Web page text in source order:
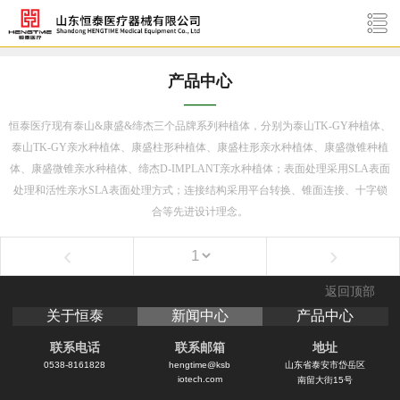
产品中心
——
恒泰医疗现有泰山&康盛&缔杰三个品牌系列种植体 ，分别为泰山TK-GY种植体、
泰山TK-GY亲水种植体、康盛柱形种植体、康盛柱形亲水种植体、康盛微锥种植
体、康盛微锥亲水种植体、 缔杰D-IMPLANT亲水种植体 ；表面处理采用SLA表面
处理和活性亲水SLA表面处理方式；连接结构采用平台转换、锥面连接、十字锁
合等先进设计理念。
‹ ›
返回顶部
关于恒泰 新闻中心 产品中心
联系电话
0538-8161828
联系邮箱
hengtime@ksb
iotech.com
地址
山东省泰安市岱岳区
南留大街15号